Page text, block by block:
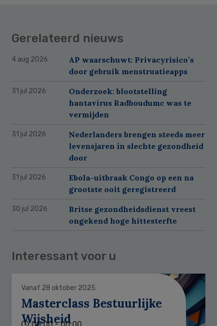
Gerelateerd nieuws
4 aug 2026
AP waarschuwt: Privacyrisico’s
door gebruik menstruatieapps
31 jul 2026
Onderzoek: blootstelling
hantavirus Radboudumc was te
vermijden
31 jul 2026
Nederlanders brengen steeds meer
levensjaren in slechte gezondheid
door
31 jul 2026
Ebola-uitbraak Congo op een na
grootste ooit geregistreerd
30 jul 2026
Britse gezondheidsdienst vreest
ongekend hoge hittesterfte
Interessant voor u
Vanaf 28 oktober 2025
Masterclass Bestuurlijke
Wijsheid
00:00 - 00:00